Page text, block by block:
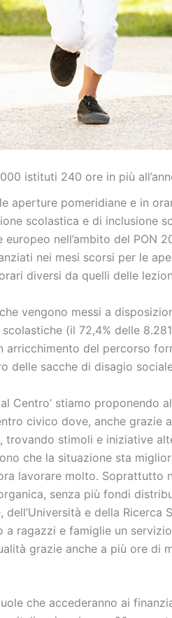
istituti 240 ore in più
aperture pomeridiane e in
scolastica e di inclusione
nell’ambito del PON
nei mesi scorsi per le
diversi da quelli delle
vengono messi a
(il 72,4% delle
del percorso
delle sacche di disagio
Centro’ stiamo
civico dove, anche
trovando stimoli e iniziative
che la situazione sta
lavorare molto. Soprattutto
senza più fondi
dell’Università e della
ragazzi e famiglie un
grazie anche a più ore di
che accederanno ai